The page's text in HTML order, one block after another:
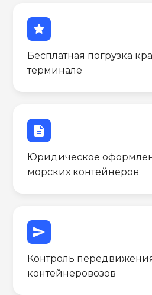
star
Бесплатная погрузка
терминале
description
Юридическое
морских контейнеров
send
Контроль
контейнеровозов